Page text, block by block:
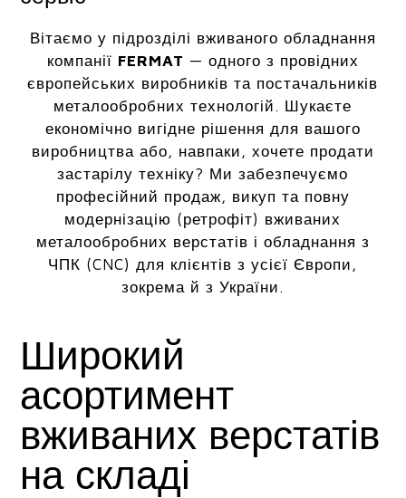
Вітаємо у підрозділі вживаного обладнання
компанії FERMAT — одного з провідних
європейських виробників та постачальників
металообробних технологій. Шукаєте
економічно вигідне рішення для вашого
виробництва або, навпаки, хочете продати
застарілу техніку? Ми забезпечуємо
професійний продаж, викуп та повну
модернізацію (ретрофіт) вживаних
металообробних верстатів і обладнання з
ЧПК (CNC) для клієнтів з усієї Європи,
зокрема й з України.
Широкий
асортимент
вживаних верстатів
на складі